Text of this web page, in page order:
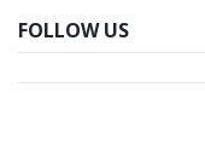
FOLLOW US